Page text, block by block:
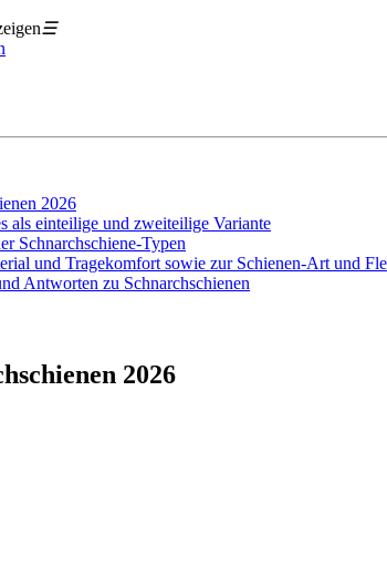
☰
2026
als einteilige und zweiteilige Variante
Schnarchschiene-Typen
und Tragekomfort sowie zur Schienen-Art und
Antworten zu Schnarchschienen
2026